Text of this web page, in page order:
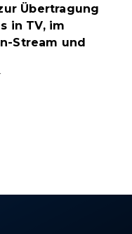
Übertragung
in TV, im
Stream und